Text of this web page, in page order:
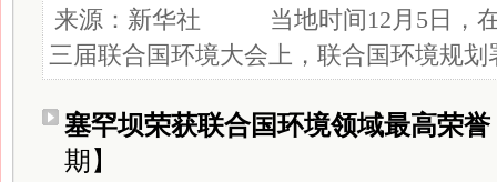
来源：新华社 当地时间12月5日，在
三届联合国环境大会上，联合国环境规划
塞罕坝荣获联合国环境领域最高荣誉
期】